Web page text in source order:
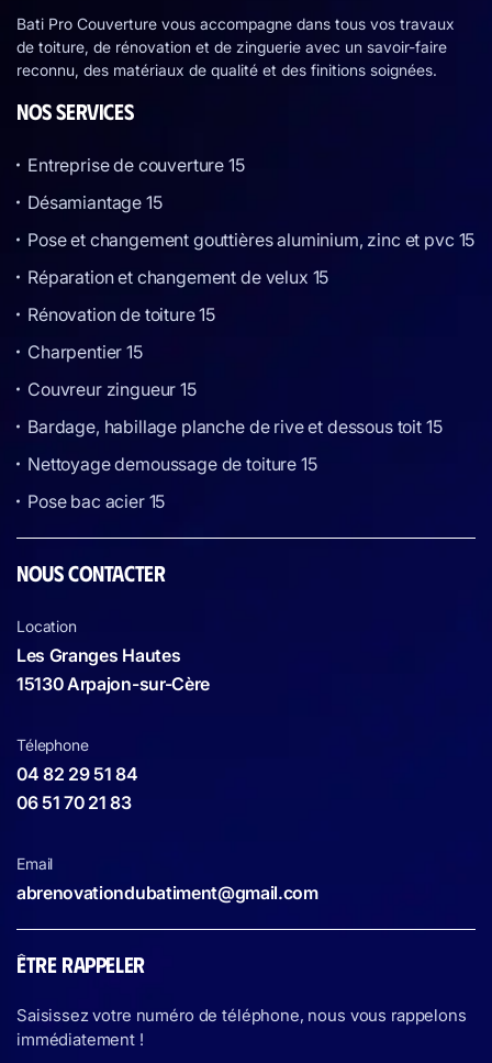
Bati Pro Couverture vous accompagne dans tous vos travaux
de toiture, de rénovation et de zinguerie avec un savoir-faire
reconnu, des matériaux de qualité et des finitions soignées.
NOS SERVICES
Entreprise de couverture 15
Désamiantage 15
Pose et changement gouttières aluminium, zinc et pvc 15
Réparation et changement de velux 15
Rénovation de toiture 15
Charpentier 15
Couvreur zingueur 15
Bardage, habillage planche de rive et dessous toit 15
Nettoyage demoussage de toiture 15
Pose bac acier 15
NOUS CONTACTER
Location
Les Granges Hautes
15130 Arpajon-sur-Cère
Télephone
04 82 29 51 84
06 51 70 21 83
Email
abrenovationdubatiment@gmail.com
ÊTRE RAPPELER
Saisissez votre numéro de téléphone, nous vous rappelons
immédiatement !